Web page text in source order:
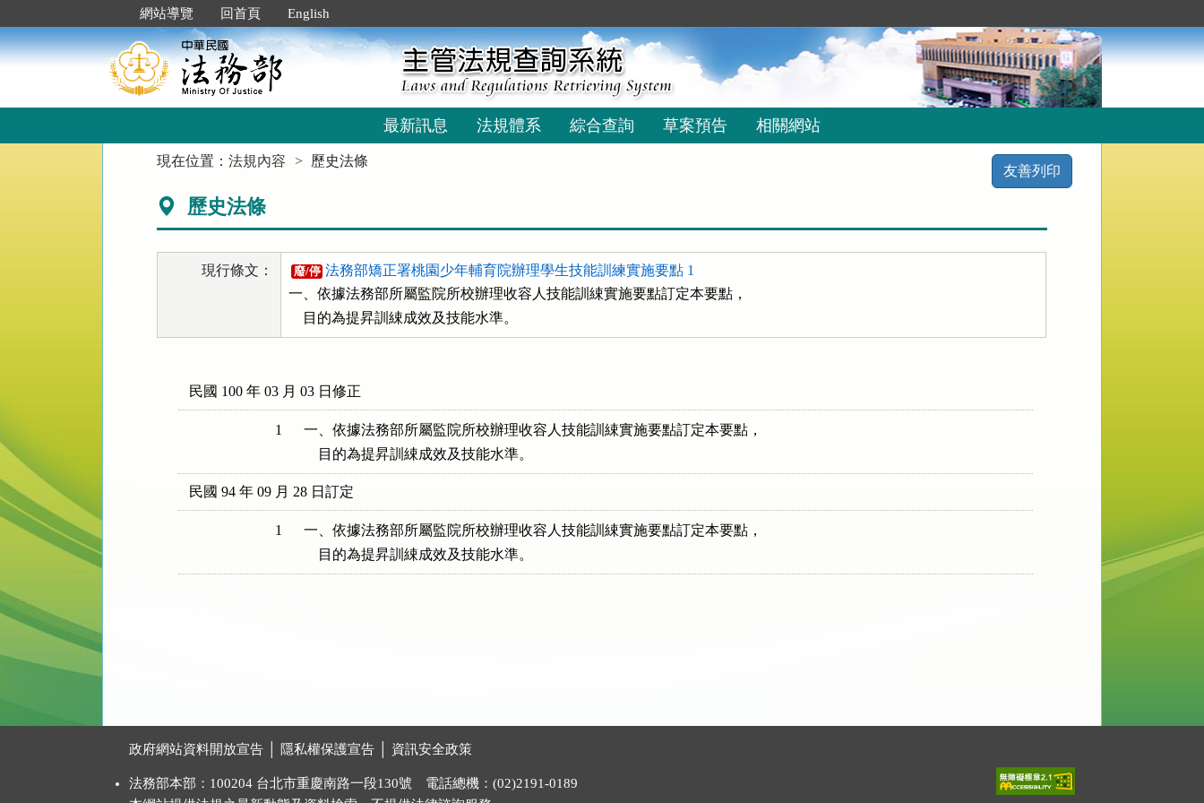
到
主
要
網站導覽 回首頁 English
最新訊息 法規體系 綜合查詢 草案預告 相關網站
現在位置：法規內容 歷史法條
友善列印
歷史法條
現行條文： 廢/停 法務部矯正署桃園少年輔育院辦理學生技能訓練實施要點 1
一、依據法務部所屬監院所校辦理收容人技能訓綀實施要點訂定本要點，
    目的為提昇訓綀成效及技能水準。
民國 100 年 03 月 03 日修正
1
一、依據法務部所屬監院所校辦理收容人技能訓綀實施要點訂定本要點，
    目的為提昇訓綀成效及技能水準。
民國 94 年 09 月 28 日訂定
1
一、依據法務部所屬監院所校辦理收容人技能訓綀實施要點訂定本要點，
    目的為提昇訓綀成效及技能水準。
政府網站資料開放宣告 隱私權保護宣告 資訊安全政策
法務部本部：100204 台北市重慶南路一段130號 電話總機：(02)2191-0189